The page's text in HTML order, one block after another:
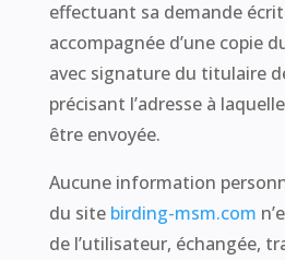
effectuant sa demande
accompagnée d’une copie
avec signature du titulaire
précisant l’adresse à
être envoyée.
Aucune information
du site birding-msm.com
de l’utilisateur, échangée,